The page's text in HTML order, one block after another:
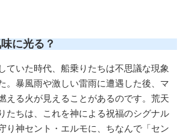
に光る？
ていた時代、船乗りたちは不思議な現象
。暴風雨や激しい雷雨に遭遇した後、マ
える火が見えることがあるのです。荒天
たちは、これを神による祝福のシグナル
り神セント・エルモに、ちなんで「セン